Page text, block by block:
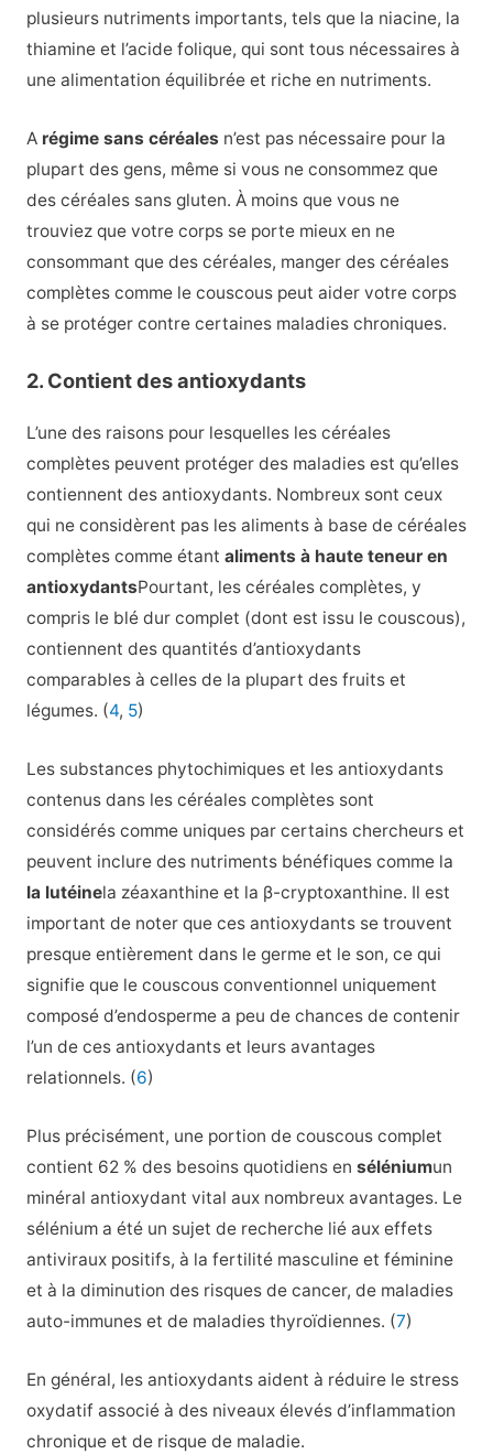
plusieurs nutriments importants, tels que la niacine, la
thiamine et l’acide folique, qui sont tous nécessaires à
une alimentation équilibrée et riche en nutriments.
A régime sans céréales n’est pas nécessaire pour la
plupart des gens, même si vous ne consommez que
des céréales sans gluten. À moins que vous ne
trouviez que votre corps se porte mieux en ne
consommant que des céréales, manger des céréales
complètes comme le couscous peut aider votre corps
à se protéger contre certaines maladies chroniques.
2. Contient des antioxydants
L’une des raisons pour lesquelles les céréales
complètes peuvent protéger des maladies est qu’elles
contiennent des antioxydants. Nombreux sont ceux
qui ne considèrent pas les aliments à base de céréales
complètes comme étant aliments à haute teneur en
antioxydantsPourtant, les céréales complètes, y
compris le blé dur complet (dont est issu le couscous),
contiennent des quantités d’antioxydants
comparables à celles de la plupart des fruits et
légumes. (4, 5)
Les substances phytochimiques et les antioxydants
contenus dans les céréales complètes sont
considérés comme uniques par certains chercheurs et
peuvent inclure des nutriments bénéfiques comme la
la lutéinela zéaxanthine et la β-cryptoxanthine. Il est
important de noter que ces antioxydants se trouvent
presque entièrement dans le germe et le son, ce qui
signifie que le couscous conventionnel uniquement
composé d’endosperme a peu de chances de contenir
l’un de ces antioxydants et leurs avantages
relationnels. (6)
Plus précisément, une portion de couscous complet
contient 62 % des besoins quotidiens en séléniumun
minéral antioxydant vital aux nombreux avantages. Le
sélénium a été un sujet de recherche lié aux effets
antiviraux positifs, à la fertilité masculine et féminine
et à la diminution des risques de cancer, de maladies
auto-immunes et de maladies thyroïdiennes. (7)
En général, les antioxydants aident à réduire le stress
oxydatif associé à des niveaux élevés d’inflammation
chronique et de risque de maladie.